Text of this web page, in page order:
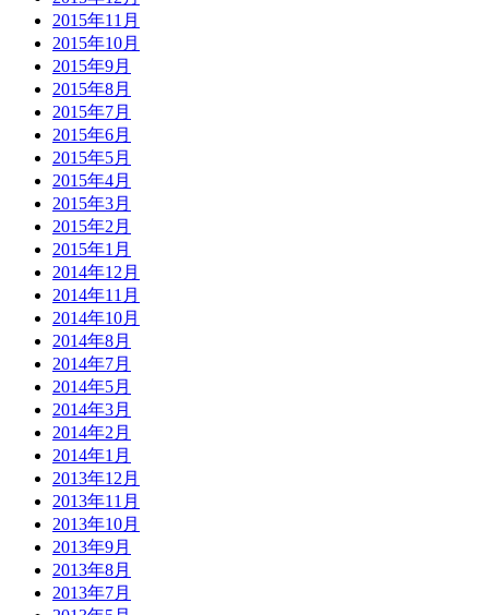
2015年11月
2015年10月
2015年9月
2015年8月
2015年7月
2015年6月
2015年5月
2015年4月
2015年3月
2015年2月
2015年1月
2014年12月
2014年11月
2014年10月
2014年8月
2014年7月
2014年5月
2014年3月
2014年2月
2014年1月
2013年12月
2013年11月
2013年10月
2013年9月
2013年8月
2013年7月